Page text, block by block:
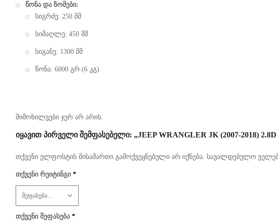
წონა და ზომები:
სიგრძე: 250 მმ
სიმაღლე: 450 მმ
სიგანე: 1300 მმ
წონა: 6000 გრ (6 კგ)
მიმოხილვები ჯერ არ არის.
ᲘᲧᲐᲕᲘᲗ ᲞᲘᲠᲕᲔᲚᲘ ᲨᲔᲛᲤᲐᲡᲔᲑᲔᲚᲘ: „JEEP WRANGLER JK (2007-2018)
თქვენი ელფოსტის მისამართი გამოქვეყნებული არ იქნება. სავალდებულო
თქვენი რეიტინგი *
თქვენი შეფასება *